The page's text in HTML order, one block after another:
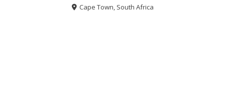
Cape Town, South Africa